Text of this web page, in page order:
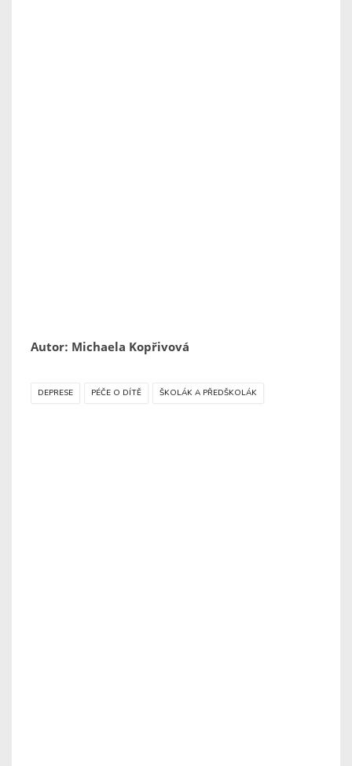
Autor: Michaela Kopřivová
DEPRESE PÉČE O DÍTĚ ŠKOLÁK A PŘEDŠKOLÁK